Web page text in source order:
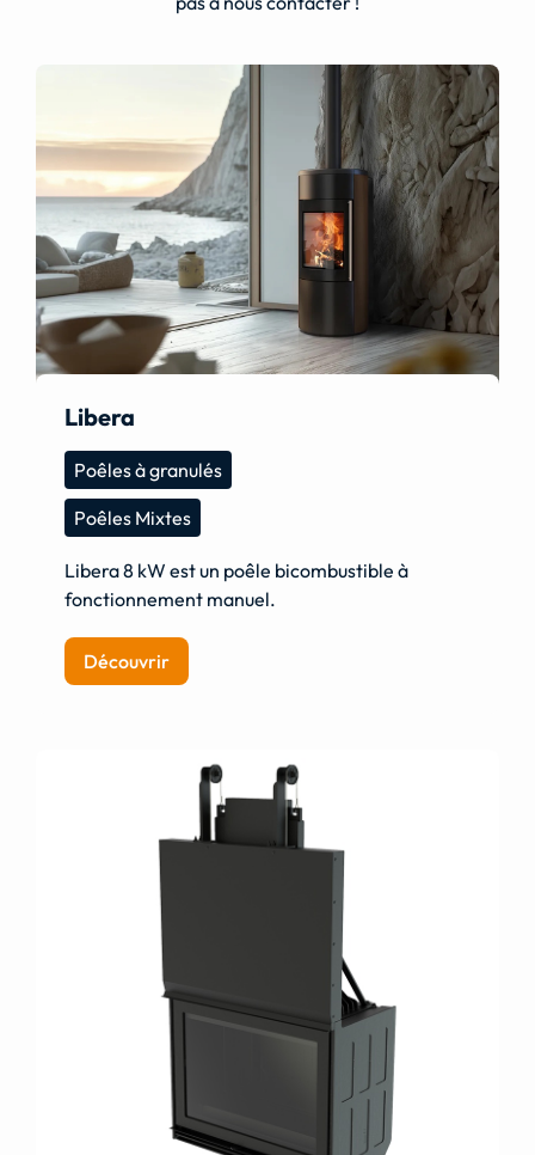
Libera
Poêles à granulés
Poêles Mixtes
Libera 8 kW est un poêle bicombustible à
fonctionnement manuel.
Découvrir